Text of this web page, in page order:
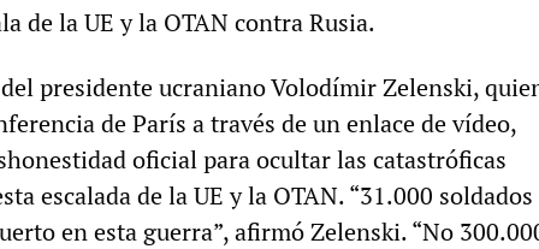
de la UE y la OTAN contra Rusia.
presidente ucraniano Volodímir Zelenski,
de París a través de un enlace de vídeo,
oficial para ocultar las catastróficas
escalada de la UE y la OTAN. “31.000 soldados
en esta guerra”, afirmó Zelenski. “No